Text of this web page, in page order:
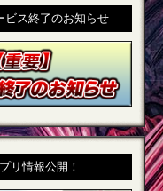
ビス終了のお知らせ
リ情報公開！